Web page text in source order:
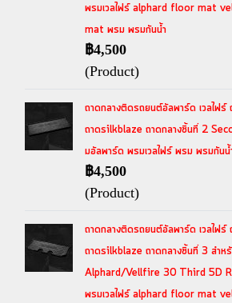
พรมเวลไฟร์ alphard floor mat
mat พรม พรมกันน้ำ
฿4,500
(Product)
ถาดกลางติดรถยนต์อัลพาร์ด เวลไฟร์
ถาดsilkblaze ถาดกลางชิ้นที่ 2
มอัลพาร์ด พรมเวลไฟร์ พรม พรมกันน้
฿4,500
(Product)
ถาดกลางติดรถยนต์อัลพาร์ด เวลไฟร์
ถาดsilkblaze ถาดกลางชิ้นที่ 3 สำห
Alphard/Vellfire 30 Third 5D
พรมเวลไฟร์ alphard floor mat